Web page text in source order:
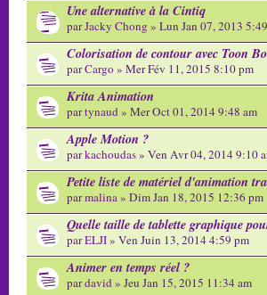
Une alternative à la Cintiq
parJacky Chong » Lun Jan 07, 2013
Colorisation de contour avec Toon
parCargo» Mer Fév 11, 2015 8:10 pm
Krita Animation
partynaud» Mer Oct 01, 2014 9:48 am
Apple Motion ?
parkachoudas» Ven Avr 04, 2014 9:10
Petite liste de matériel d'animation
parmalina» Dim Jan 18, 2015 12:36 pm
Quelle taille de tablette graphique
parELJI» Ven Juin 13, 2014 4:59 pm
Animer en temps réel ?
pardavid» Jeu Jan 15, 2015 11:34 am